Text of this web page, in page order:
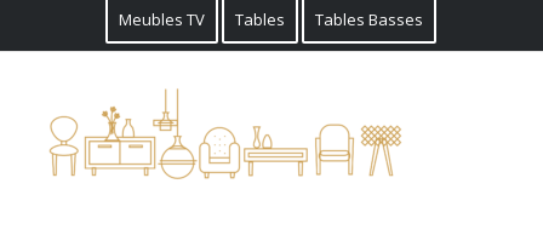
Meubles TV Tables Tables Basses